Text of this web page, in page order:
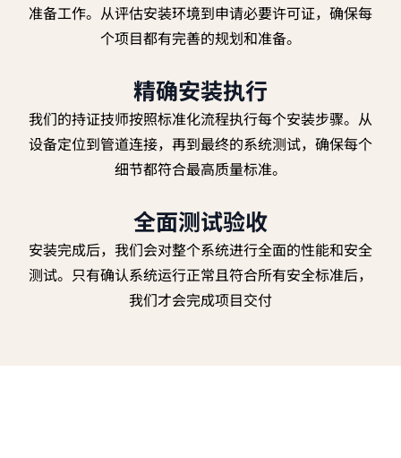
准备工作。从评估安装环境到申请必要许可证，确保每
个项目都有完善的规划和准备。
精确安装执行
我们的持证技师按照标准化流程执行每个安装步骤。从
设备定位到管道连接，再到最终的系统测试，确保每个
细节都符合最高质量标准。
全面测试验收
安装完成后，我们会对整个系统进行全面的性能和安全
测试。只有确认系统运行正常且符合所有安全标准后，
我们才会完成项目交付